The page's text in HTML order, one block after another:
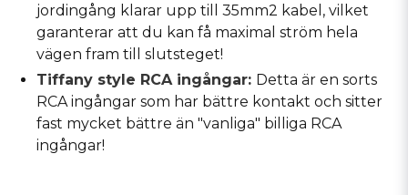
jordingång klarar upp till 35mm2 kabel, vilket
garanterar att du kan få maximal ström hela
vägen fram till slutsteget!
Tiffany style RCA ingångar: Detta är en sorts
RCA ingångar som har bättre kontakt och sitter
fast mycket bättre än "vanliga" billiga RCA
ingångar!